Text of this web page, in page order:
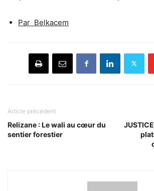
Par Belkacem
Article précédent
Relizane : Le wali au cœur du
sentier forestier